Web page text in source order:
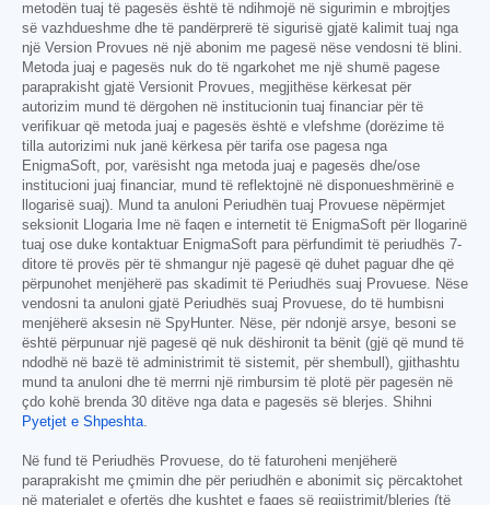
metodën tuaj të pagesës është të ndihmojë në sigurimin e mbrojtjes
së vazhdueshme dhe të pandërprerë të sigurisë gjatë kalimit tuaj nga
një Version Provues në një abonim me pagesë nëse vendosni të blini.
Metoda juaj e pagesës nuk do të ngarkohet me një shumë pagese
paraprakisht gjatë Versionit Provues, megjithëse kërkesat për
autorizim mund të dërgohen në institucionin tuaj financiar për të
verifikuar që metoda juaj e pagesës është e vlefshme (dorëzime të
tilla autorizimi nuk janë kërkesa për tarifa ose pagesa nga
EnigmaSoft, por, varësisht nga metoda juaj e pagesës dhe/ose
institucioni juaj financiar, mund të reflektojnë në disponueshmërinë e
llogarisë suaj). Mund ta anuloni Periudhën tuaj Provuese nëpërmjet
seksionit Llogaria Ime në faqen e internetit të EnigmaSoft për llogarinë
tuaj ose duke kontaktuar EnigmaSoft para përfundimit të periudhës 7-
ditore të provës për të shmangur një pagesë që duhet paguar dhe që
përpunohet menjëherë pas skadimit të Periudhës suaj Provuese. Nëse
vendosni ta anuloni gjatë Periudhës suaj Provuese, do të humbisni
menjëherë aksesin në SpyHunter. Nëse, për ndonjë arsye, besoni se
është përpunuar një pagesë që nuk dëshironit ta bënit (gjë që mund të
ndodhë në bazë të administrimit të sistemit, për shembull), gjithashtu
mund ta anuloni dhe të merrni një rimbursim të plotë për pagesën në
çdo kohë brenda 30 ditëve nga data e pagesës së blerjes. Shihni
Pyetjet e Shpeshta.
Në fund të Periudhës Provuese, do të faturoheni menjëherë
paraprakisht me çmimin dhe për periudhën e abonimit siç përcaktohet
në materialet e ofertës dhe kushtet e faqes së regjistrimit/blerjes (të